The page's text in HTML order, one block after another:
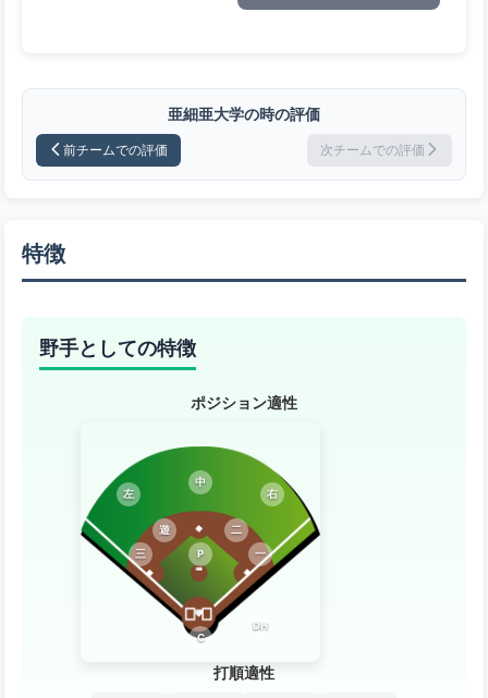
亜細亜大学の時の評価
前チームでの評価 次チームでの評価
特徴
野手としての特徴
ポジション適性
P
C
一
二
三
遊
左
中
右
DH
打順適性